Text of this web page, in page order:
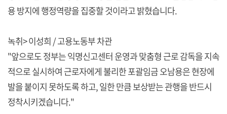
용 방지에 행정역량을 집중할 것이라고 밝혔습니다.
녹취> 이성희 / 고용노동부 차관
"앞으로도 정부는 익명신고센터 운영과 맞춤형 근로 감독을 지속
적으로 실시하여 근로자에게 불리한 포괄임금 오남용은 현장에
발을 붙이지 못하도록 하고, 일한 만큼 보상받는 관행을 반드시
정착시키겠습니다."